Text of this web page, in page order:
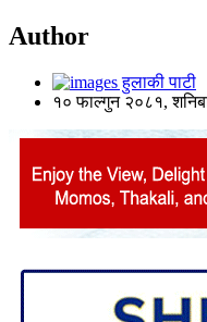
Author
हुलाकी पाटी
१० फाल्गुन २०८१,